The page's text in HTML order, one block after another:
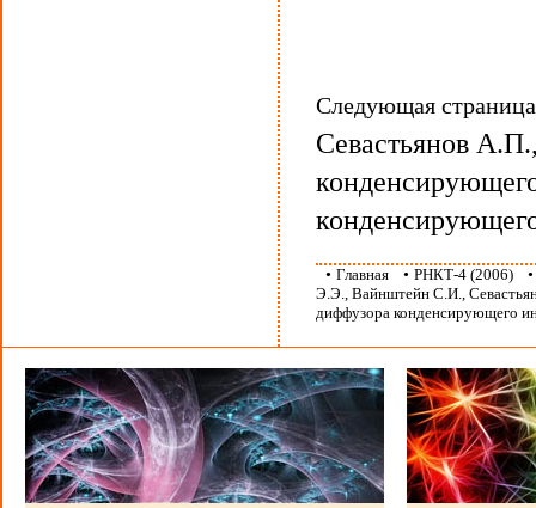
Следующая
Севастьянов
• Главная • РНКТ-4 (2006)
Э.Э., Вайнштейн С.И.,
диффузора конденсирующего